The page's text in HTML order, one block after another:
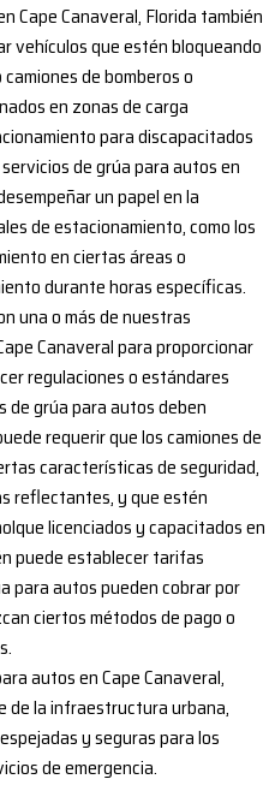
Cape Canaveral, Florida también
vehículos que estén bloqueando
de bomberos o
en zonas de carga
para discapacitados
de grúa para autos en
un papel en la
de estacionamiento, como los
en ciertas áreas o
durante horas específicas.
una o más de nuestras
Canaveral para proporcionar
regulaciones o estándares
de grúa para autos deben
requerir que los camiones de
características de seguridad,
reflectantes, y que estén
licenciados y capacitados en
puede establecer tarifas
para autos pueden cobrar por
ciertos métodos de pago o
autos en Cape Canaveral,
de la infraestructura urbana,
y seguras para los
de emergencia.